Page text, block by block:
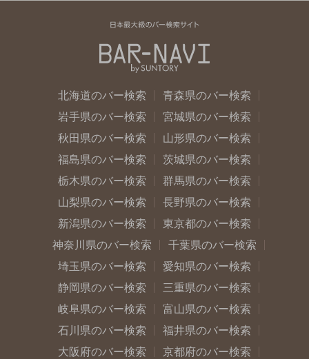
北海道のバー検索
青森県のバー検索
岩手県のバー検索
宮城県のバー検索
秋田県のバー検索
山形県のバー検索
福島県のバー検索
茨城県のバー検索
栃木県のバー検索
群馬県のバー検索
山梨県のバー検索
長野県のバー検索
新潟県のバー検索
東京都のバー検索
神奈川県のバー検索
千葉県のバー検索
埼玉県のバー検索
愛知県のバー検索
静岡県のバー検索
三重県のバー検索
岐阜県のバー検索
富山県のバー検索
石川県のバー検索
福井県のバー検索
大阪府のバー検索
京都府のバー検索